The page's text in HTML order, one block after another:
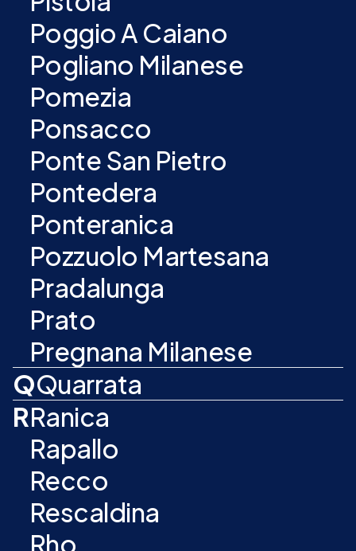
Poggio A Caiano
Pogliano Milanese
Pomezia
Ponsacco
Ponte San Pietro
Pontedera
Ponteranica
Pozzuolo Martesana
Pradalunga
Prato
Pregnana Milanese
QQuarrata
RRanica
Rapallo
Recco
Rescaldina
Rho